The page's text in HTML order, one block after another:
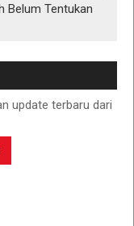
Belum Tentukan
update terbaru dari